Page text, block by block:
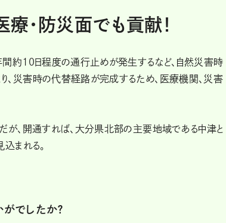
・防災面でも貢献！
約10日程度の通行止めが発生するなど、自然災害時
、災害時の代替経路が完成するため、医療機関、災害
、開通すれば、大分県北部の主要地域である中津と
まれる。
でしたか？